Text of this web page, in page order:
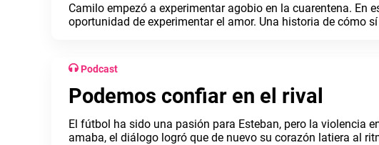
Camilo empezó a experimentar agobio en la cuarentena. En
oportunidad de experimentar el amor. Una historia de cómo
Podcast
Podemos confiar en el rival
El fútbol ha sido una pasión para Esteban, pero la violencia
amaba, el diálogo logró que de nuevo su corazón latiera al